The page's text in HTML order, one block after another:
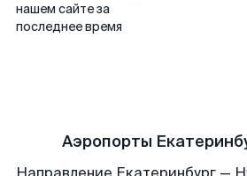
нашем сайте за
последнее время
Аэропорты